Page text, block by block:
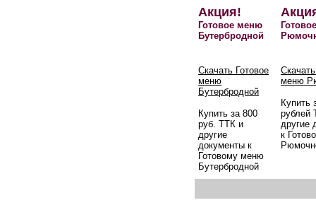
Акция!
Готовое меню
Бутербродной
Скачать Готовое
меню
Бутербродной
Купить за 800
руб. ТТК и
другие
документы к
Готовому меню
Бутербродной
меню
Купить
рублей
другие
к